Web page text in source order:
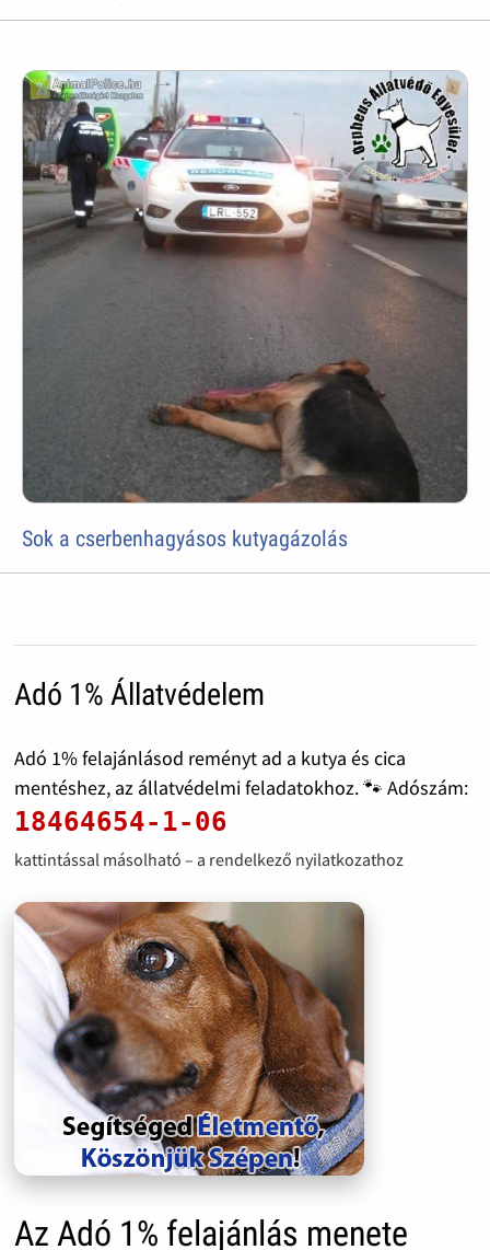
Sok a cserbenhagyásos kutyagázolás
Adó 1% Állatvédelem
Adó 1% felajánlásod reményt ad a kutya és cica
mentéshez, az állatvédelmi feladatokhoz. 🐾 Adószám:
18464654-1-06
kattintással másolható – a rendelkező nyilatkozathoz
Az Adó 1% felajánlás menete